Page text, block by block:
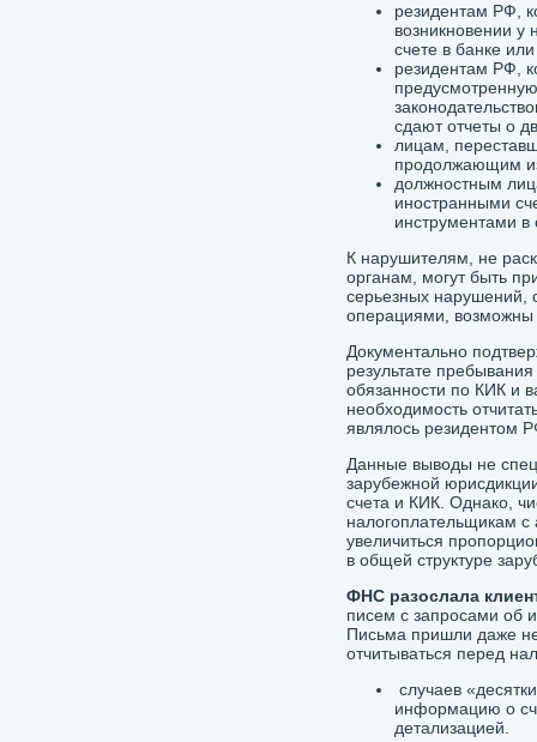
резидентам РФ,
возникновении у
счете в банке
резидентам РФ,
сдают отчеты о
лицам,
продолжающим
должностным
иностранными
инструментами в
К нарушителям, не
органам, могут быть
серьезных нарушений,
операциями, возможны
Документально
результате
обязанности по КИК и
необходимость
являлось резидентом
Данные выводы не
зарубежной
счета и КИК. Однако,
налогоплательщикам
увеличиться
в общей структуре
ФНС разослала
писем с запросами об
Письма пришли даже
отчитываться перед
случаев
информацию о
детализацией.